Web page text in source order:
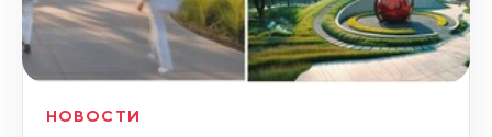
НОВОСТИ